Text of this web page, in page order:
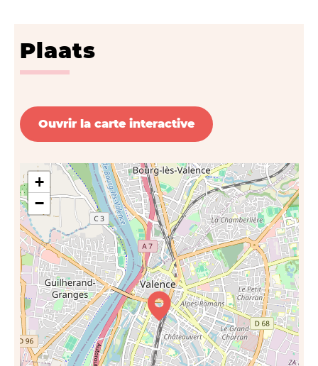
Plaats
Ouvrir la carte interactive
+
−